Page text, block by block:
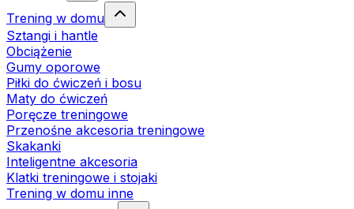
Trening w domu
Sztangi i hantle
Obciążenie
Gumy oporowe
Piłki do ćwiczeń i bosu
Maty do ćwiczeń
Poręcze treningowe
Przenośne akcesoria treningowe
Skakanki
Inteligentne akcesoria
Klatki treningowe i stojaki
Trening w domu inne